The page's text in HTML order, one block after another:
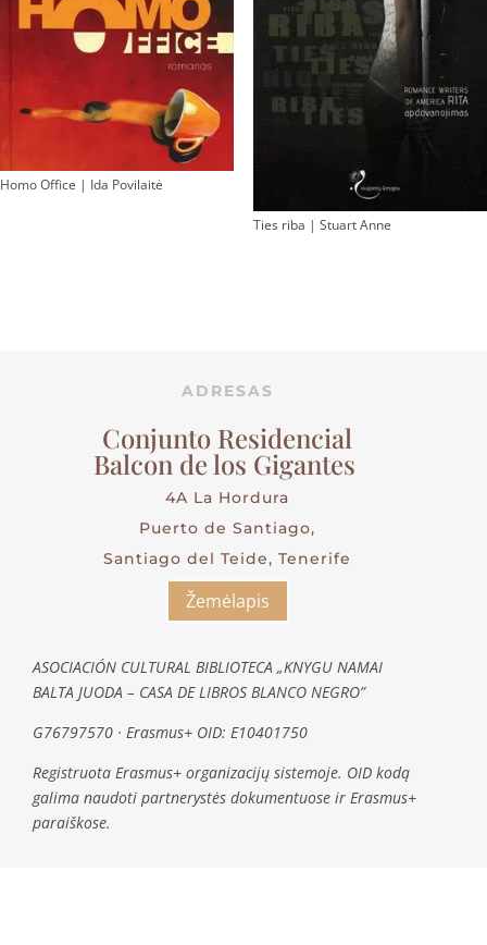
Homo Office | Ida Povilaitė
Ties riba | Stuart Anne
ADRESAS
Conjunto Residencial
Balcon de los Gigantes
4A La Hordura
Puerto de Santiago,
Santiago del Teide, Tenerife
Žemėlapis
ASOCIACIÓN CULTURAL BIBLIOTECA „KNYGU NAMAI
BALTA JUODA – CASA DE LIBROS BLANCO NEGRO”
G76797570 · Erasmus+ OID: E10401750
Registruota Erasmus+ organizacijų sistemoje. OID kodą
galima naudoti partnerystės dokumentuose ir Erasmus+
paraiškose.